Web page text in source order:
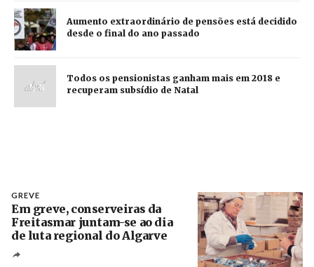
Aumento extraordinário de pensões está decidido
desde o final do ano passado
Todos os pensionistas ganham mais em 2018 e
recuperam subsídio de Natal
GREVE
Em greve, conserveiras da
Freitasmar juntam-se ao dia
de luta regional do Algarve